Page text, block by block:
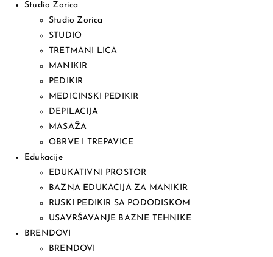
Studio Zorica
Studio Zorica
STUDIO
TRETMANI LICA
MANIKIR
PEDIKIR
MEDICINSKI PEDIKIR
DEPILACIJA
MASAŽA
OBRVE I TREPAVICE
Edukacije
EDUKATIVNI PROSTOR
BAZNA EDUKACIJA ZA MANIKIR
RUSKI PEDIKIR SA PODODISKOM
USAVRŠAVANJE BAZNE TEHNIKE
BRENDOVI
BRENDOVI